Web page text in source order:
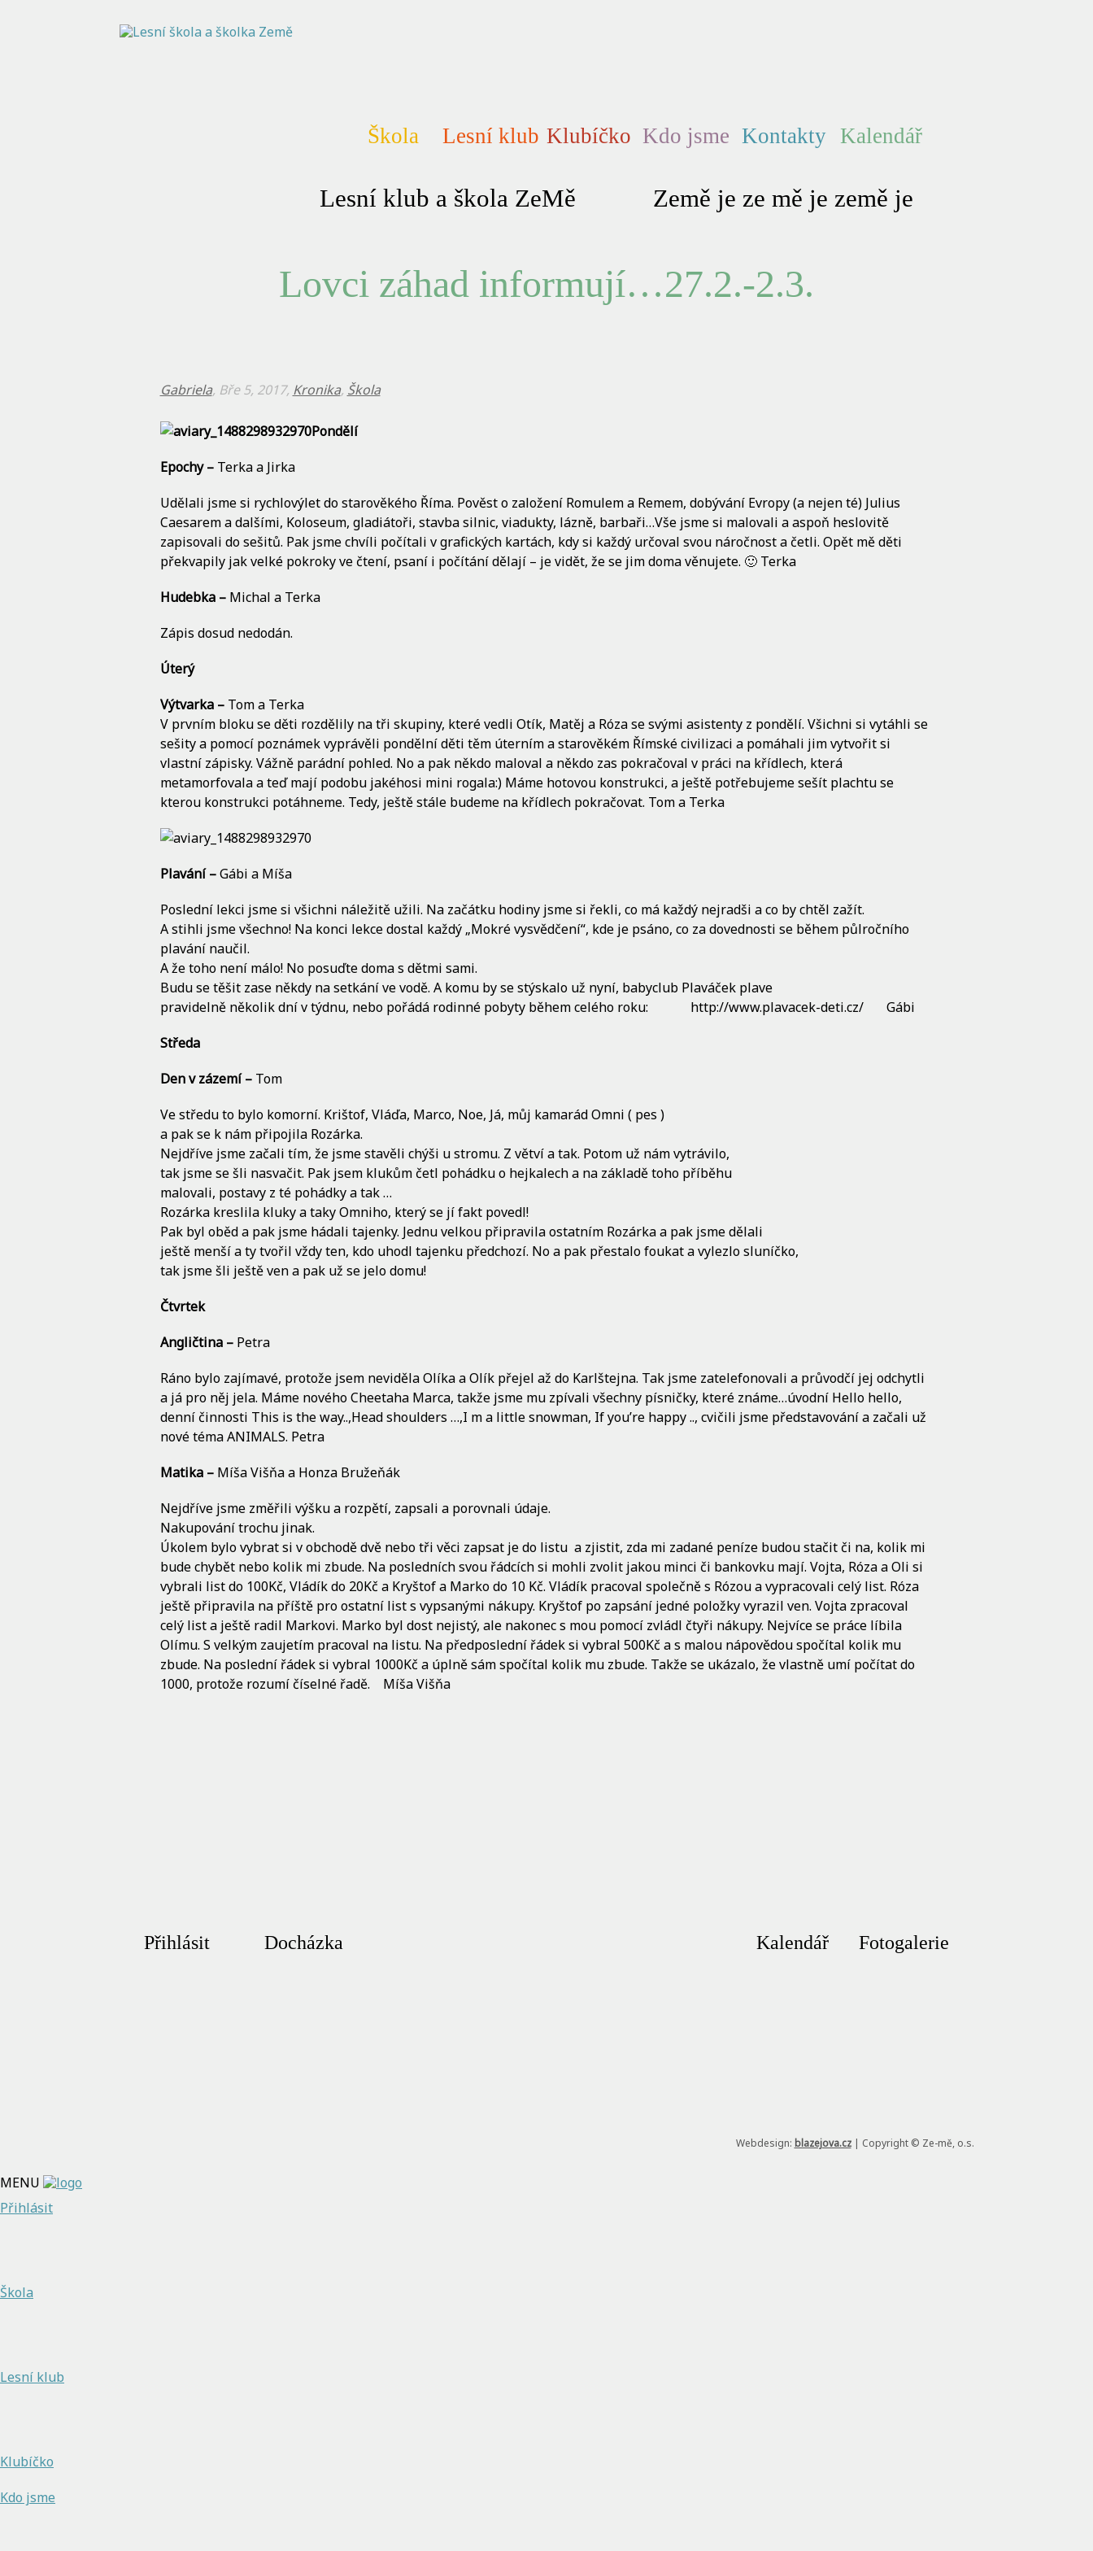
Škola Lesní klub Klubíčko Kdo jsme Kontakty Kalendář
Lesní klub a škola ZeMě Země je ze mě je země je
Lovci záhad informují…27.2.-2.3.
Gabriela, Bře 5, 2017, Kronika, Škola
Pondělí
Epochy – Terka a Jirka
Udělali jsme si rychlovýlet do starověkého Říma. Pověst o založení Romulem a Remem, dobývání Evropy (a nejen té) Julius
Caesarem a dalšími, Koloseum, gladiátoři, stavba silnic, viadukty, lázně, barbaři…Vše jsme si malovali a aspoň heslovitě
zapisovali do sešitů. Pak jsme chvíli počítali v grafických kartách, kdy si každý určoval svou náročnost a četli. Opět mě děti
překvapily jak velké pokroky ve čtení, psaní i počítání dělají – je vidět, že se jim doma věnujete. 🙂 Terka
Hudebka – Michal a Terka
Zápis dosud nedodán.
Úterý
Výtvarka – Tom a Terka
V prvním bloku se děti rozdělily na tři skupiny, které vedli Otík, Matěj a Róza se svými asistenty z pondělí. Všichni si vytáhli se
sešity a pomocí poznámek vyprávěli pondělní děti těm úterním a starověkém Římské civilizaci a pomáhali jim vytvořit si
vlastní zápisky. Vážně parádní pohled. No a pak někdo maloval a někdo zas pokračoval v práci na křídlech, která
metamorfovala a teď mají podobu jakéhosi mini rogala:) Máme hotovou konstrukci, a ještě potřebujeme sešít plachtu se
kterou konstrukci potáhneme. Tedy, ještě stále budeme na křídlech pokračovat. Tom a Terka
Plavání –Gábi a Míša
Poslední lekci jsme si všichni náležitě užili. Na začátku hodiny jsme si řekli, co má každý nejradši a co by chtěl zažít.
A stihli jsme všechno! Na konci lekce dostal každý „Mokré vysvědčení“, kde je psáno, co za dovednosti se během půlročního
plavání naučil.
A že toho není málo! No posuďte doma s dětmi sami.
Budu se těšit zase někdy na setkání ve vodě. A komu by se stýskalo už nyní, babyclub Plaváček plave
pravidelně několik dní v týdnu, nebo pořádá rodinné pobyty během celého roku: http://www.plavacek-deti.cz/ Gábi
Středa
Den v zázemí – Tom
Ve středu to bylo komorní. Krištof, Vláďa, Marco, Noe, Já, můj kamarád Omni ( pes )
a pak se k nám připojila Rozárka.
Nejdříve jsme začali tím, že jsme stavěli chýši u stromu. Z větví a tak. Potom už nám vytrávilo,
tak jsme se šli nasvačit. Pak jsem klukům četl pohádku o hejkalech a na základě toho příběhu
malovali, postavy z té pohádky a tak …
Rozárka kreslila kluky a taky Omniho, který se jí fakt povedl!
Pak byl oběd a pak jsme hádali tajenky. Jednu velkou připravila ostatním Rozárka a pak jsme dělali
ještě menší a ty tvořil vždy ten, kdo uhodl tajenku předchozí. No a pak přestalo foukat a vylezlo sluníčko,
tak jsme šli ještě ven a pak už se jelo domu!
Čtvrtek
Angličtina – Petra
Ráno bylo zajímavé, protože jsem neviděla Olíka a Olík přejel až do Karlštejna. Tak jsme zatelefonovali a průvodčí jej odchytli
a já pro něj jela. Máme nového Cheetaha Marca, takže jsme mu zpívali všechny písničky, které známe…úvodní Hello hello,
denní činnosti This is the way..,Head shoulders …,I m a little snowman, If you’re happy .., cvičili jsme představování a začali už
nové téma ANIMALS. Petra
Matika – Míša Višňa a Honza Bružeňák
Nejdříve jsme změřili výšku a rozpětí, zapsali a porovnali údaje.
Nakupování trochu jinak.
Úkolem bylo vybrat si v obchodě dvě nebo tři věci zapsat je do listu a zjistit, zda mi zadané peníze budou stačit či na, kolik mi
bude chybět nebo kolik mi zbude. Na posledních svou řádcích si mohli zvolit jakou minci či bankovku mají. Vojta, Róza a Oli si
vybrali list do 100Kč, Vládík do 20Kč a Kryštof a Marko do 10 Kč. Vládík pracoval společně s Rózou a vypracovali celý list. Róza
ještě připravila na příště pro ostatní list s vypsanými nákupy. Kryštof po zapsání jedné položky vyrazil ven. Vojta zpracoval
celý list a ještě radil Markovi. Marko byl dost nejistý, ale nakonec s mou pomocí zvládl čtyři nákupy. Nejvíce se práce líbila
Olímu. S velkým zaujetím pracoval na listu. Na předposlední řádek si vybral 500Kč a s malou nápovědou spočítal kolik mu
zbude. Na poslední řádek si vybral 1000Kč a úplně sám spočítal kolik mu zbude. Takže se ukázalo, že vlastně umí počítat do
1000, protože rozumí číselné řadě. Míša Višňa
Kalendář Fotogalerie
Přihlásit Docházka
Webdesign: blazejova.cz| Copyright © Ze-mě, o.s.
MENU
Přihlásit
Škola
Lesní klub
Klubíčko
Kdo jsme